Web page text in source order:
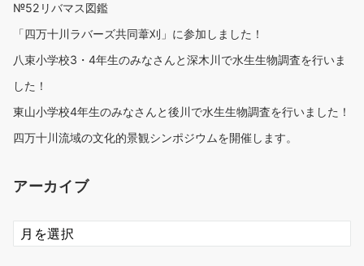
№52リバマス図鑑
「四万十川ラバーズ共同葦刈」に参加しました！
八束小学校3・4年生のみなさんと深木川で水生生物調査を行いま
した！
東山小学校4年生のみなさんと後川で水生生物調査を行いました！
四万十川流域の文化的景観シンポジウムを開催します。
アーカイブ
ア
ー